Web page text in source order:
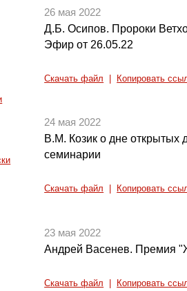
26 мая 2022
Д.Б. Осипов. Пророки
Эфир от 26.05.22
Скачать файл Копировать
24 мая 2022
В.М. Козик о дне открытых
семинарии
Скачать файл Копировать
23 мая 2022
Андрей Васенев. Премия
Скачать файл Копировать